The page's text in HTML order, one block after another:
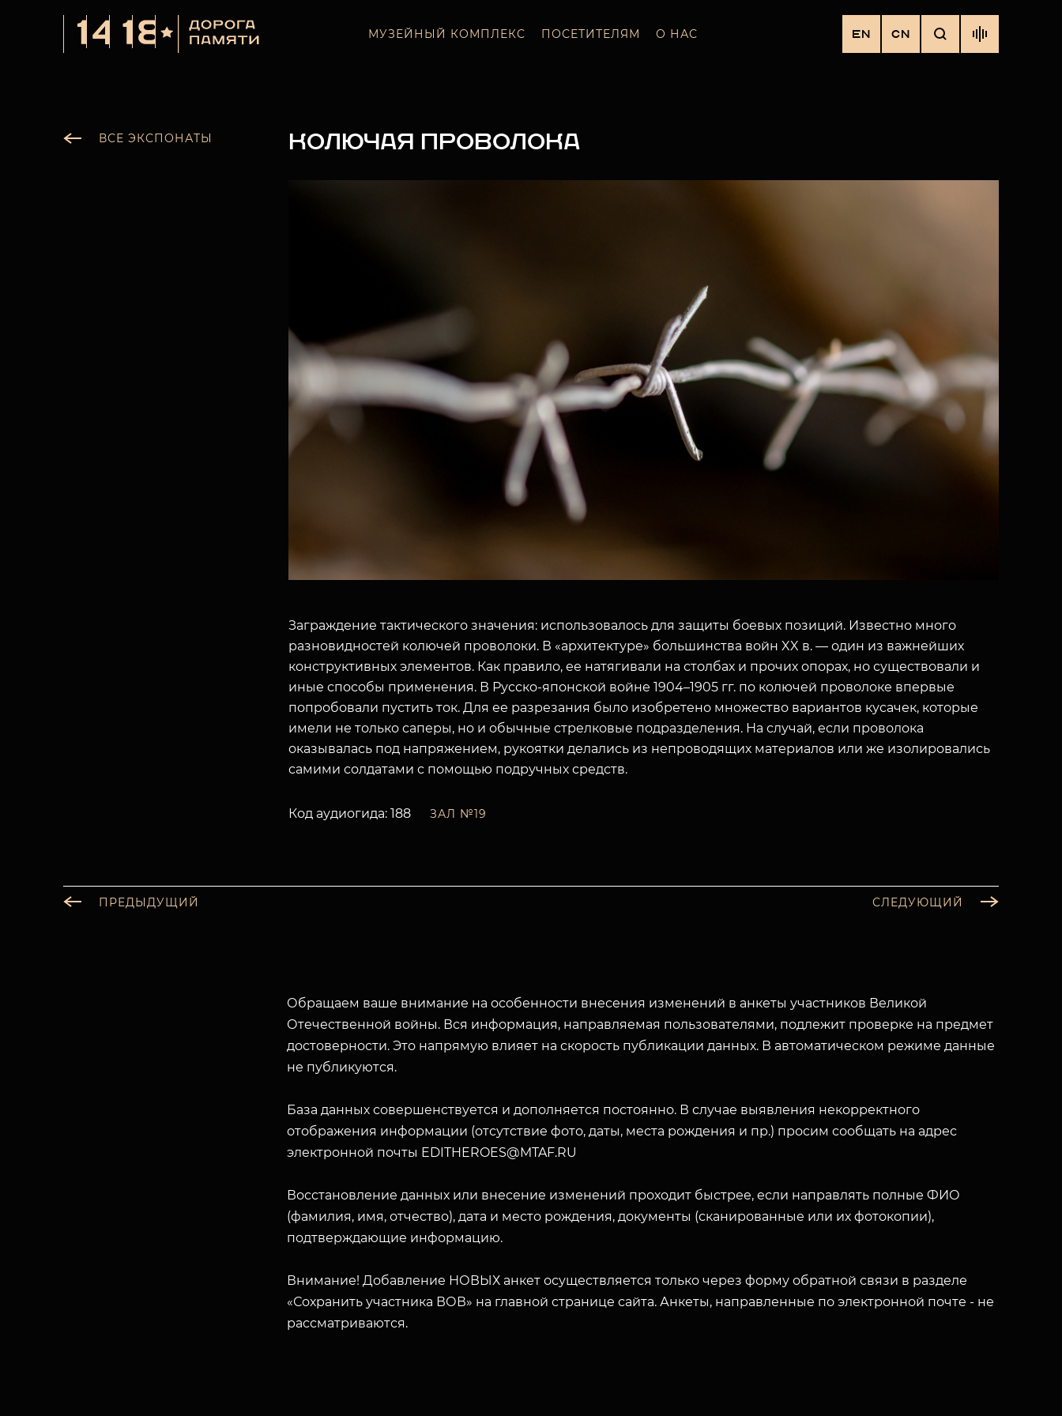
МУЗЕЙНЫЙ КОМПЛЕКС ПОСЕТИТЕЛЯМ О НАС EN CN
ВСЕ ЭКСПОНАТЫ КОЛЮЧАЯ ПРОВОЛОКА
Заграждение тактического значения: использовалось для защиты боевых позиций. Известно много
разновидностей колючей проволоки. В «архитектуре» большинства войн XX в. — один из важнейших
конструктивных элементов. Как правило, ее натягивали на столбах и прочих опорах, но существовали и
иные способы применения. В Русско-японской войне 1904–1905 гг. по колючей проволоке впервые
попробовали пустить ток. Для ее разрезания было изобретено множество вариантов кусачек, которые
имели не только саперы, но и обычные стрелковые подразделения. На случай, если проволока
оказывалась под напряжением, рукоятки делались из непроводящих материалов или же изолировались
самими солдатами с помощью подручных средств.
Код аудиогида: 188 ЗАЛ №19
ПРЕДЫДУЩИЙ СЛЕДУЮЩИЙ
Обращаем ваше внимание на особенности внесения изменений в анкеты участников Великой
Отечественной войны. Вся информация, направляемая пользователями, подлежит проверке на предмет
достоверности. Это напрямую влияет на скорость публикации данных. В автоматическом режиме данные
не публикуются.
База данных совершенствуется и дополняется постоянно. В случае выявления некорректного
отображения информации (отсутствие фото, даты, места рождения и пр.) просим сообщать на адрес
электронной почты EDITHEROES@MTAF.RU
Восстановление данных или внесение изменений проходит быстрее, если направлять полные ФИО
(фамилия, имя, отчество), дата и место рождения, документы (сканированные или их фотокопии),
подтверждающие информацию.
Внимание! Добавление НОВЫХ анкет осуществляется только через форму обратной связи в разделе
«Сохранить участника ВОВ» на главной странице сайта. Анкеты, направленные по электронной почте - не
рассматриваются.